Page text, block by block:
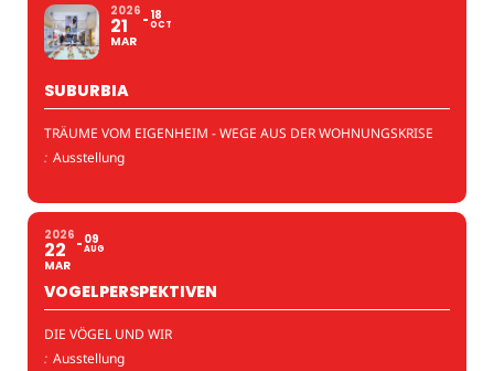
2026
21
MAR
18
OCT
SUBURBIA
TRÄUME VOM EIGENHEIM - WEGE AUS DER WOHNUNGSKRISE
: Ausstellung
2026
22
MAR
09
AUG
VOGELPERSPEKTIVEN
DIE VÖGEL UND WIR
: Ausstellung